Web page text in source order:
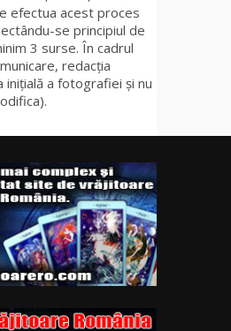
efectua acest proces
se principiul de
3 surse. În cadrul
redacția
a fotografiei și nu